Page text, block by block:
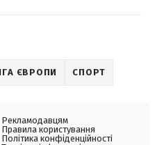
ЄВРОПИ СПОРТ
Рекламодавцям
Правила користування
Політика конфіденційності